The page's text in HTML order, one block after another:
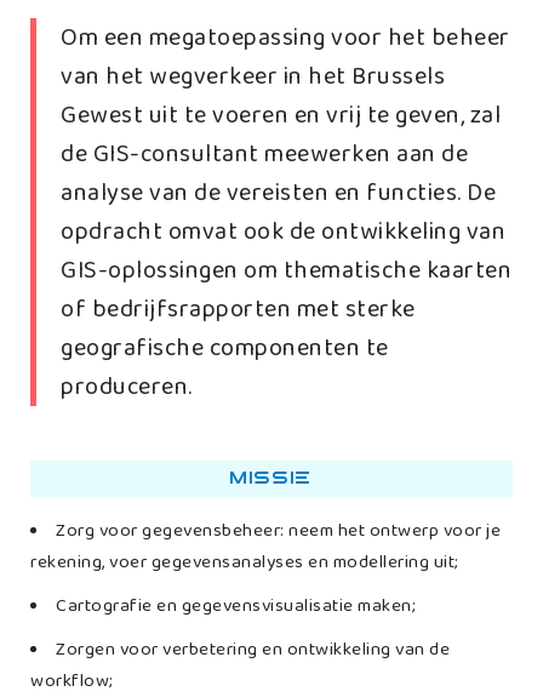
Om een megatoepassing voor het beheer
van het wegverkeer in het Brussels
Gewest uit te voeren en vrij te geven, zal
de GIS-consultant meewerken aan de
analyse van de vereisten en functies. De
opdracht omvat ook de ontwikkeling van
GIS-oplossingen om thematische kaarten
of bedrijfsrapporten met sterke
geografische componenten te
produceren.
Missie
Zorg voor gegevensbeheer: neem het ontwerp voor je
rekening, voer gegevensanalyses en modellering uit;
Cartografie en gegevensvisualisatie maken;
Zorgen voor verbetering en ontwikkeling van de
workflow;